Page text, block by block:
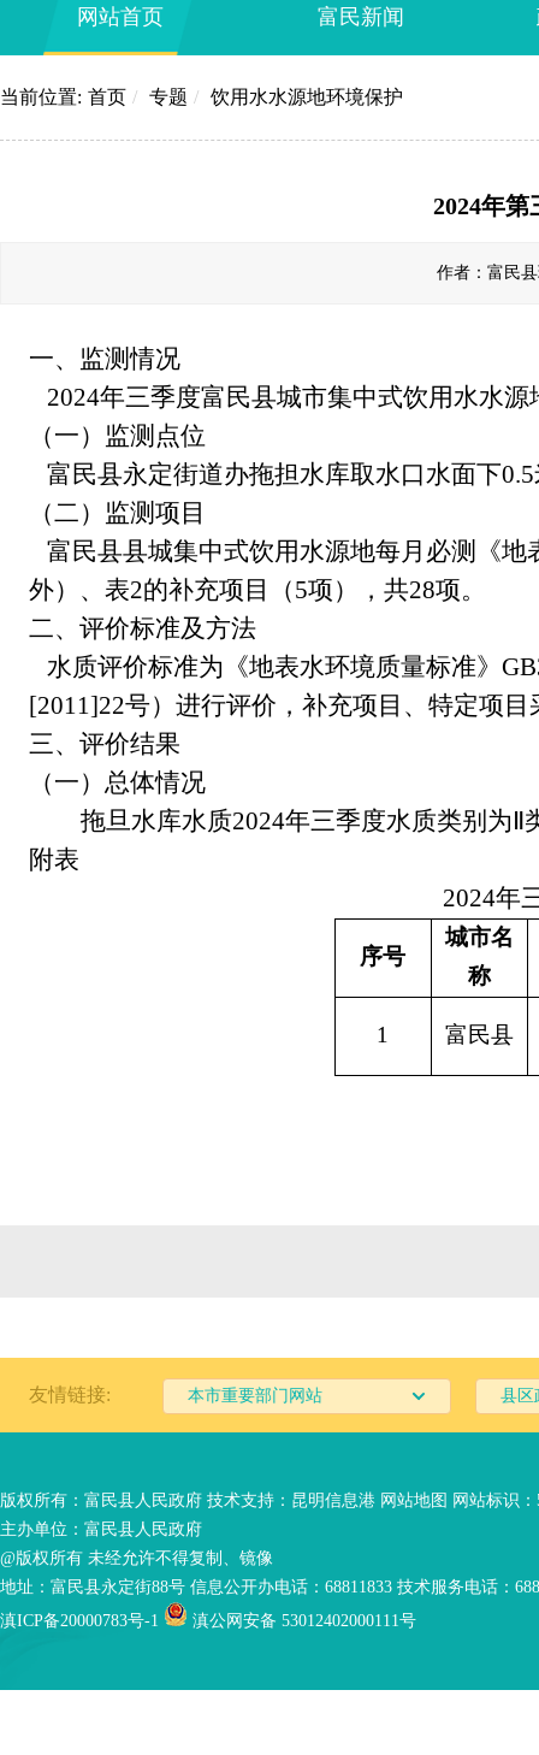
网站首页 富民新闻
当前位置: 首页 / 专题 / 饮用水水源地环境保护
2024年
作者：富民
一、监测情况
2024年三季度富民县城市集中式饮用水水
（一）监测点位
富民县永定街道办拖担水库取水口水面下
（二）监测项目
富民县县城集中式饮用水源地每月必测《地
外）、表2的补充项目（5项），共28项。
二、评价标准及方法
水质评价标准为《地表水环境质量标准》
[2011]22号）进行评价，补充项目、特定项
三、评价结果
（一）总体情况
拖旦水库水质2024年三季度水质类别 为Ⅱ
附表
2024年
序号
城市名
称
1 富民县
友情链接: 本市重要部门网站 县区
版权所有：富民县人民政府 技术支持： 昆明信息港 网站地图 网站标识：
主办单位：富民县人民政府
@版权所有 未经允许不得复制、镜像
地址：富民县永定街88号 信息公开办电话：68811833 技术服务电话：
滇ICP备20000783号-1
滇公网安备 53012402000111号